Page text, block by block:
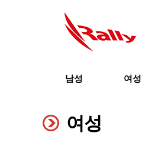
남성 여성
여성